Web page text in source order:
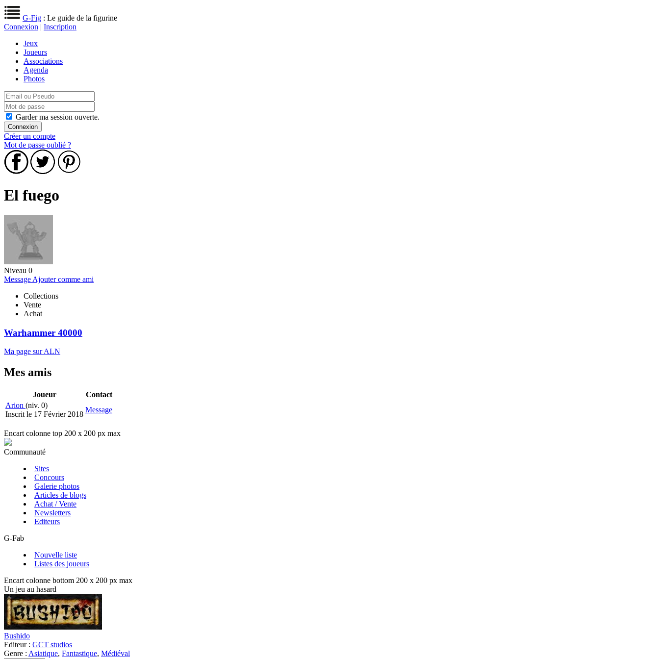
G-Fig : Le guide de la figurine
Connexion | Inscription
Jeux
Joueurs
Associations
Agenda
Photos
Garder ma session ouverte.
Créer un compte
Mot de passe oublié ?
El fuego
Niveau 0
Message Ajouter comme ami
Collections
Vente
Achat
Warhammer 40000
Ma page sur ALN
Mes amis
Joueur
Contact
Arion (niv. 0)
Inscrit le 17 Février 2018
Message
Encart colonne top 200 x 200 px max
Communauté
Sites
Concours
Galerie photos
Articles de blogs
Achat / Vente
Newsletters
Editeurs
G-Fab
Nouvelle liste
Listes des joueurs
Encart colonne bottom 200 x 200 px max
Un jeu au hasard
Bushido
Editeur : GCT studios
Genre : Asiatique, Fantastique, Médiéval